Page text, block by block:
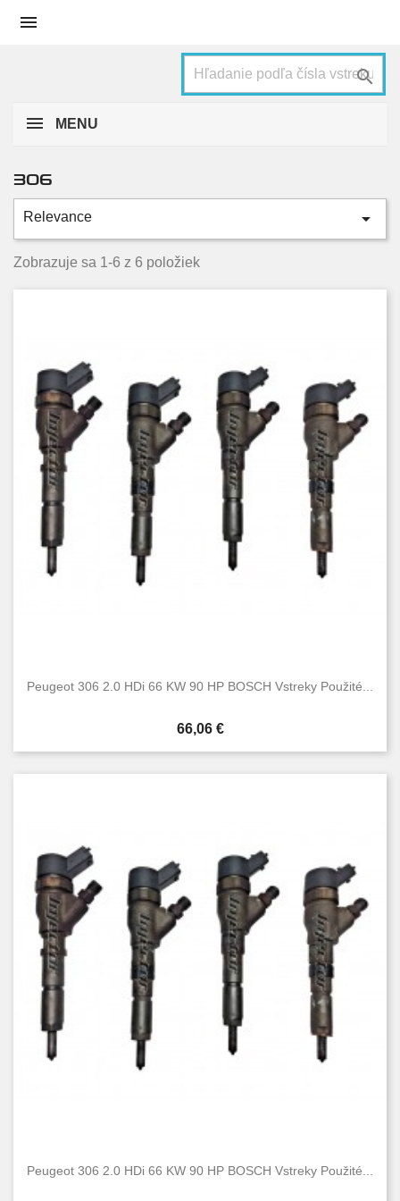


MENU
2.0 HDi 6
306
Relevance 
Zobrazuje sa 1-6 z 6 položiek
Peugeot 306 2.0 HDi 66 KW 90 HP BOSCH Vstreky Použité...
Cena
66,06 €
Peugeot 306 2.0 HDi 66 KW 90 HP BOSCH Vstreky Použité...